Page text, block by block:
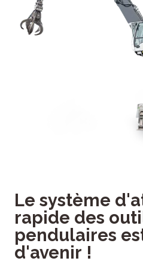
Le système
rapide des
pendulaires
d'avenir !